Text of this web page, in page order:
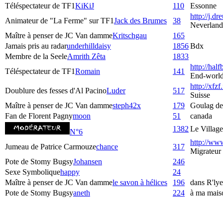
Téléspectateur de TF1KiKiJ 110
Essonne
Animateur de "La Ferme" sur TF1Jack des Brumes 38
http://
Neverland
Maître à penser de JC Van dammeKritschgau
165
Jamais pris au radarunderhilldaisy 1856Bdx
Membre de la SeeleAmrith Zêta
1833
Téléspectateur de TF1Romain 141
http://
End-
Doublure des fesses d'Al PacinoLuder 517
http://
Suisse
Maître à penser de JC Van dammesteph42x 179
Goulag
Fan de Florent Pagnymoon 51
canada
N°6
1382 Le Village
Jumeau de Patrice Carmouzechance 317
http://
Migrateur
Pote de Stomy BugsyJohansen
246
Sexe Symboliquehappy
24
Maître à penser de JC Van dammele savon à hélices 196
dans
Pote de Stomy Bugsyaneth 224
à ma